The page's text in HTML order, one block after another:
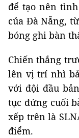
để tạo nên
của Đà Nẵng,
bóng ghi bàn
Chiến thắng
lên vị trí nhì
với đội đầu
tục đứng cuối
xếp trên là
điểm.